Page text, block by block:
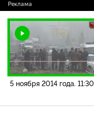
5 ноября 2014 года. 11:30